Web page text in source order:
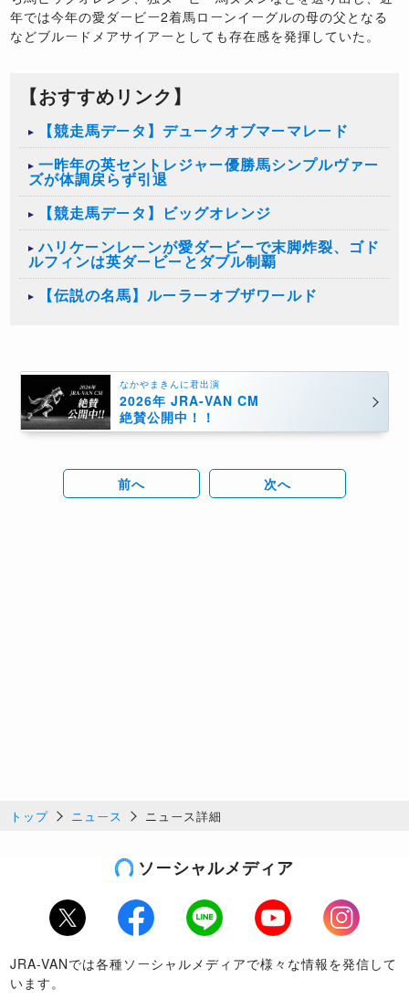
年では今年の愛ダービー2着馬ローンイーグルの母の父となる
などブルードメアサイアーとしても存在感を発揮していた。
【おすすめリンク】
【競走馬データ】デュークオブマーマレード
一昨年の英セントレジャー優勝馬シンプルヴァー
ズが体調戻らず引退
【競走馬データ】ビッグオレンジ
ハリケーンレーンが愛ダービーで末脚炸裂、ゴド
ルフィンは英ダービーとダブル制覇
【伝説の名馬】ルーラーオブザワールド
なかやまきんに君出演
2026年 JRA-VAN CM
絶賛公開中！！
前へ 次へ
トップ ニュース ニュース詳細
ソーシャルメディア
Twitter Facebook LINE Youtube
Instagram
JRA-VANでは各種ソーシャルメディアで様々な情報を発信して
います。